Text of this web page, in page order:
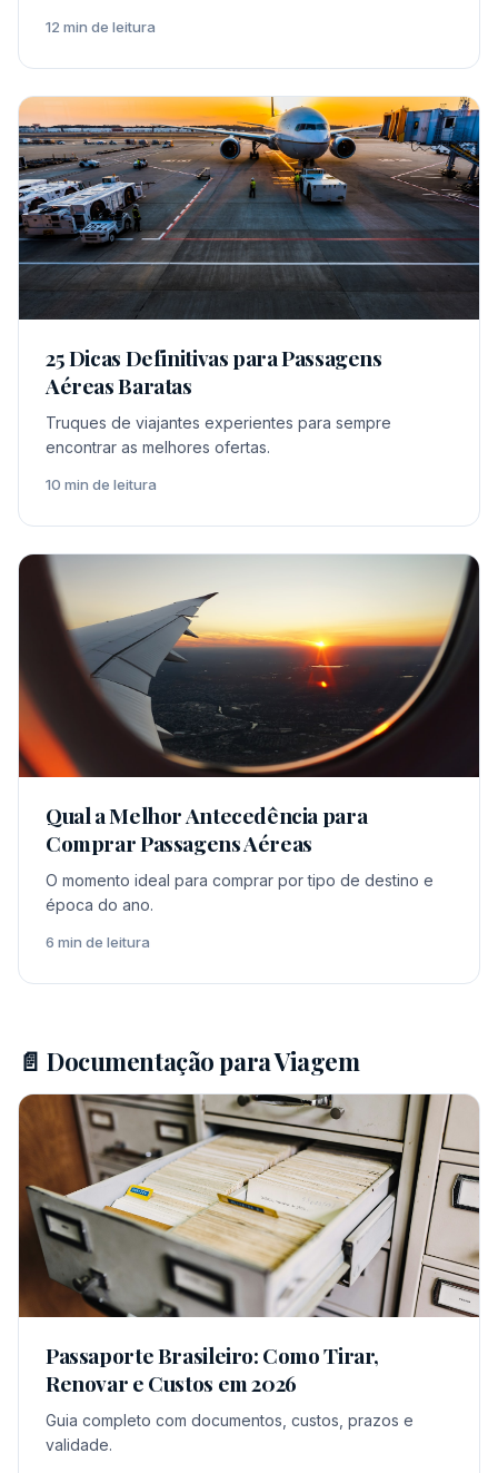
12 min de leitura
25 Dicas Definitivas para Passagens
Aéreas Baratas
Truques de viajantes experientes para sempre
encontrar as melhores ofertas.
10 min de leitura
Qual a Melhor Antecedência para
Comprar Passagens Aéreas
O momento ideal para comprar por tipo de destino e
época do ano.
6 min de leitura
📄 Documentação para Viagem
Passaporte Brasileiro: Como Tirar,
Renovar e Custos em 2026
Guia completo com documentos, custos, prazos e
validade.